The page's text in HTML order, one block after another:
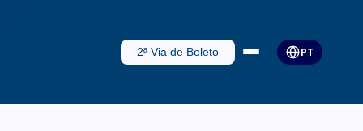
2ª Via de Boleto PT